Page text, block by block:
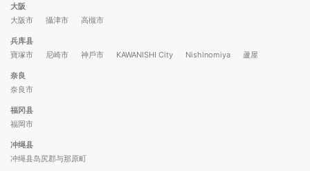
大阪
大阪市
攝津市 高槻市
兵库县
寶塚市
尼崎市 神戶市 KAWANISHI City Nishinomiya 蘆屋
奈良
奈良市
福冈县
福岡市
冲绳县
冲绳县岛尻郡与那原町